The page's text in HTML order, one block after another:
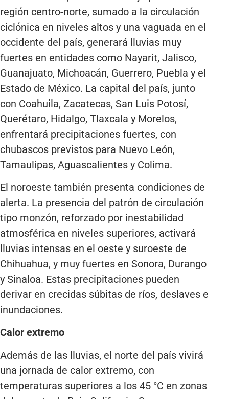
región centro-norte, sumado a la circulación
ciclónica en niveles altos y una vaguada en el
occidente del país, generará lluvias muy
fuertes en entidades como Nayarit, Jalisco,
Guanajuato, Michoacán, Guerrero, Puebla y el
Estado de México. La capital del país, junto
con Coahuila, Zacatecas, San Luis Potosí,
Querétaro, Hidalgo, Tlaxcala y Morelos,
enfrentará precipitaciones fuertes, con
chubascos previstos para Nuevo León,
Tamaulipas, Aguascalientes y Colima.
El noroeste también presenta condiciones de
alerta. La presencia del patrón de circulación
tipo monzón, reforzado por inestabilidad
atmosférica en niveles superiores, activará
lluvias intensas en el oeste y suroeste de
Chihuahua, y muy fuertes en Sonora, Durango
y Sinaloa. Estas precipitaciones pueden
derivar en crecidas súbitas de ríos, deslaves e
inundaciones.
Calor extremo
Además de las lluvias, el norte del país vivirá
una jornada de calor extremo, con
temperaturas superiores a los 45 °C en zonas